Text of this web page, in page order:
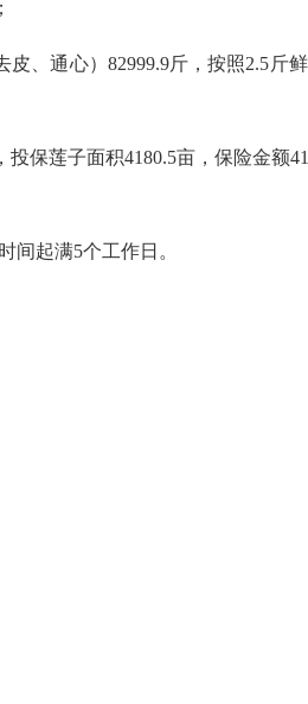
、通心）82999.9斤，按照2.5斤
莲子面积4180.5亩，保险金额
起满5个工作日。